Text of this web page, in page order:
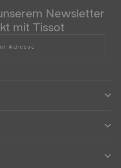
Newsletter
mit Tissot
Adresse